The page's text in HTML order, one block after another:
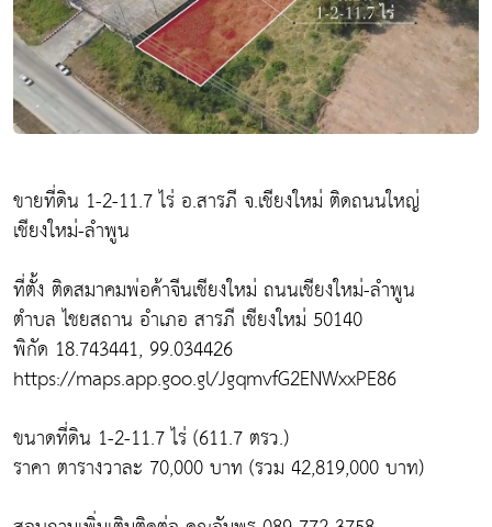
ขายที่ดิน 1-2-11.7 ไร่ อ.สารภี จ.เชียงใหม่ ติดถนนใหญ่
เชียงใหม่-ลำพูน
ที่ตั้ง ติดสมาคมพ่อค้าจีนเชียงใหม่ ถนนเชียงใหม่-ลำพูน
ตำบล ไชยสถาน อำเภอ สารภี เชียงใหม่ 50140
พิกัด 18.743441, 99.034426
https://maps.app.goo.gl/JgqmvfG2ENWxxPE86
ขนาดที่ดิน 1-2-11.7 ไร่ (611.7 ตรว.)
ราคา ตารางวาละ 70,000 บาท (รวม 42,819,000 บาท)